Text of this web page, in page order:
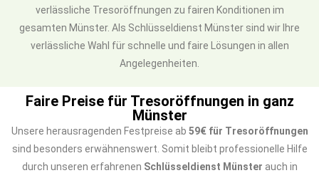
verlässliche Tresoröffnungen zu fairen Konditionen im
gesamten Münster. Als Schlüsseldienst Münster sind wir Ihre
verlässliche Wahl für schnelle und faire Lösungen in allen
Angelegenheiten.
Faire Preise für Tresoröffnungen in ganz
Münster
Unsere herausragenden Festpreise ab 59€ für Tresoröffnungen
sind besonders erwähnenswert. Somit bleibt professionelle Hilfe
durch unseren erfahrenen Schlüsseldienst Münster auch in